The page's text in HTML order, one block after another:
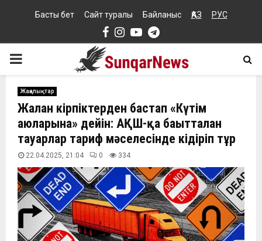
Басты бет Сайт туралы Байланыс ҚАЗ РУС
Facebook
Instagram
YoutubeTelegram
PRIMARY
MENU
Жаңалықтар
Жалған кірпіктерден бастап «Күтім
аюларына» дейін: АҚШ-қа бағытталған
тауарлар тариф мәселесінде кідіріп тұр
22.04.2025, 21:04 0 334